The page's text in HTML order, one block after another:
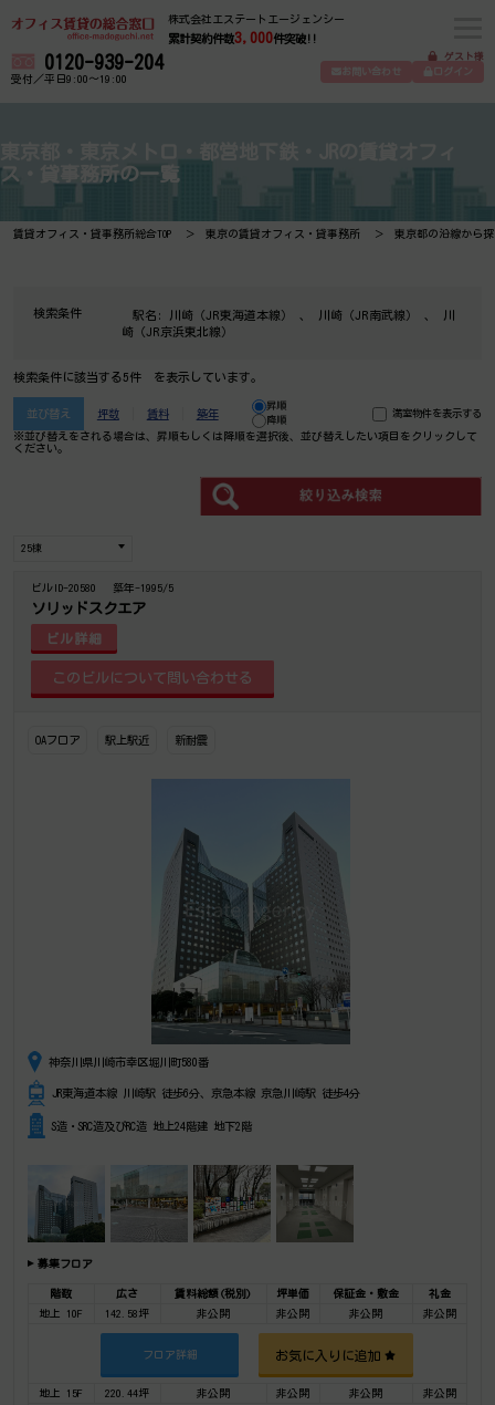
株式会社エステートエージェンシー
累計契約件数3,000件突破!!
0120-939-204
受付／平日9:00～19:00
ゲスト様
お問い合わせ
ログイン
ス・貸事務所の一覧
賃貸オフィス・貸事務所総合TOP 東京の賃貸オフィス・貸事務所 東京都の沿線から
検索条件 駅名: 川崎（JR東海道本線） 川崎（JR南武線）
川
崎（JR京浜東北線）
検索条件に該当する5件 を表示しています。
並び替え 坪数 賃料 築年
昇順
降順
満室物件を表示する
※並び替えをされる場合は、昇順もしくは降順を選択後、​並び替えしたい項目をクリックして
ください。
ビルID-20580 築年-1995/5
ソリッドスクエア
ビル詳細
OAフロア 駅上駅近 新耐震
神奈川県川崎市幸区堀川町580番
JR東海道本線 川崎駅 徒歩6分、京急本線 京急川崎駅 徒歩4分
S造・SRC造及びRC造 地上24階建 地下2階
募集フロア
階数 広さ 賃料総額(税別) 坪単価 保証金・敷金
礼金
地上 10F
142.58坪 非公開 非公開 非公開 非公開
フロア詳細 お気に入りに追加
地上 15F 220.44坪 非公開 非公開 非公開 非公開